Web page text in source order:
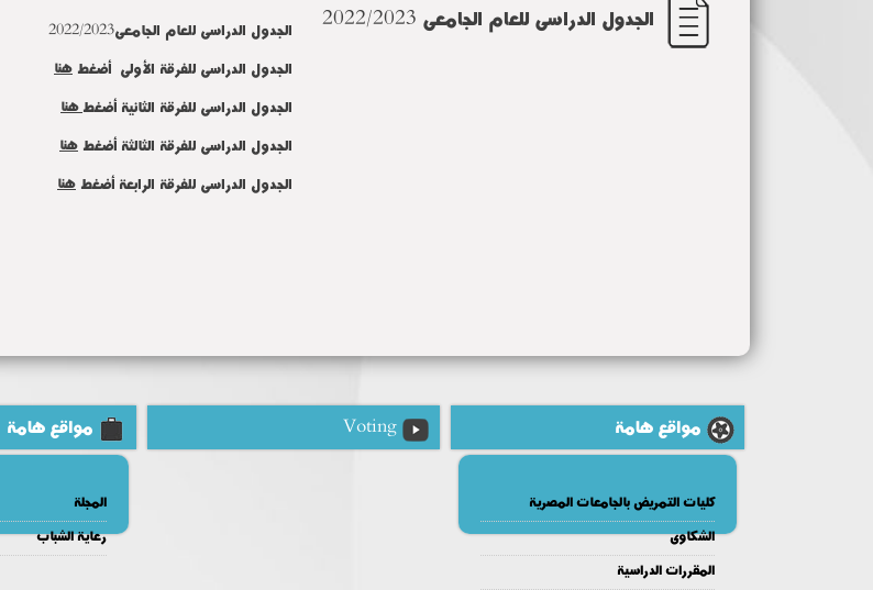
الجدول الدراسى للعام الجامعى 2022/2023
الجدول الدراسى للعام الجامعى2022/2023
الجدول الدراسى للفرقة الأولى أضغط هنا
الجدول الدراسى للفرقة الثانية أضغطهنا
الجدول الدراسى للفرقة الثالثة أضغط هنا
الجدول الدراسى للفرقة الرابعة أضغط هنا
مواقع هامة
كليات التمريض بالجامعات المصرية
الشكاوى
المقررات الدراسية
Voting مواقع هامة
المجلة
رعاية الشباب